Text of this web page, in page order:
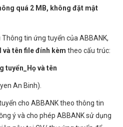
quá 2 MB, không đặt mật
tin ứng tuyển của ABBANK,
và tên file đính kèm theo cấu trúc:
tuyển_Họ và tên
An Binh).
cho ABBANK theo thông tin
ý và cho phép ABBANK sử dụng